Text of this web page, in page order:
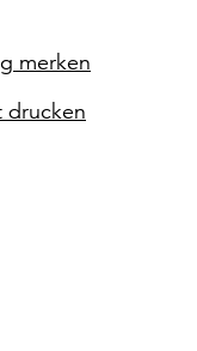
Ausstellung merken
drucken